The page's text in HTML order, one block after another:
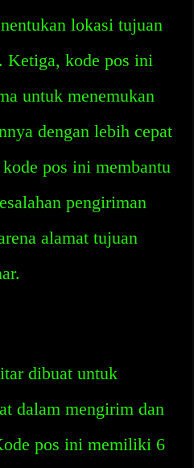
lokasi tujuan
Ketiga, kode pos ini
untuk menemukan
dengan lebih cepat
pos ini membantu
pengiriman
alamat tujuan
dibuat untuk
dalam mengirim dan
pos ini memiliki 6